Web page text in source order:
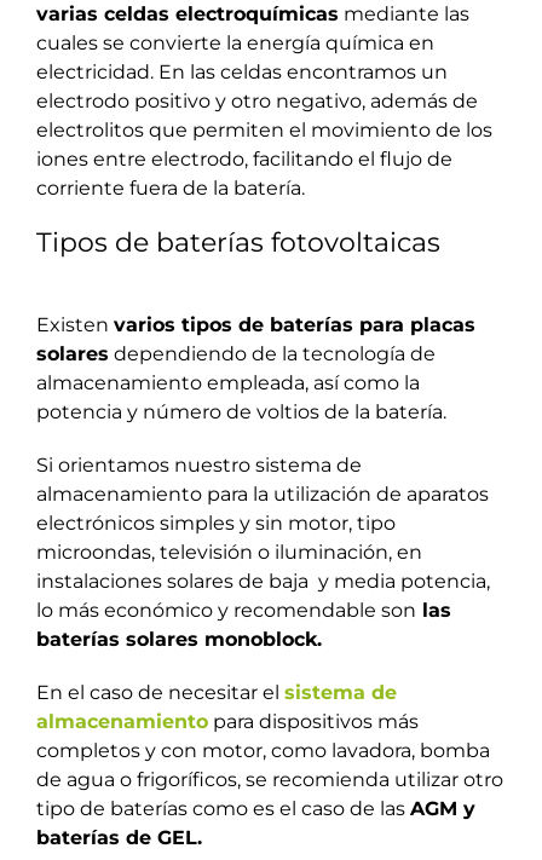
varias celdas electroquímicas mediante las
cuales se convierte la energía química en
electricidad. En las celdas encontramos un
electrodo positivo y otro negativo, además de
electrolitos que permiten el movimiento de los
iones entre electrodo, facilitando el flujo de
corriente fuera de la batería.
Tipos de baterías fotovoltaicas
Existen varios tipos de baterías para placas
solares dependiendo de la tecnología de
almacenamiento empleada, así como la
potencia y número de voltios de la batería.
Si orientamos nuestro sistema de
almacenamiento para la utilización de aparatos
electrónicos simples y sin motor, tipo
microondas, televisión o iluminación, en
instalaciones solares de baja y media potencia,
lo más económico y recomendable son las
baterías solares monoblock.
En el caso de necesitar el sistema de
almacenamiento para dispositivos más
completos y con motor, como lavadora, bomba
de agua o frigoríficos, se recomienda utilizar otro
tipo de baterías como es el caso de las AGM y
baterías de GEL.